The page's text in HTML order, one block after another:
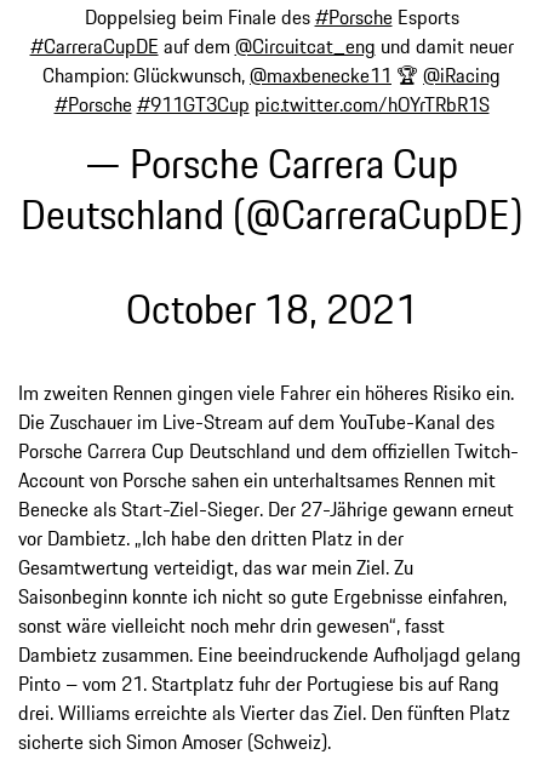
Doppelsieg beim Finale des#PorscheEsports
#CarreraCupDE auf dem @Circuitcat_eng und damit neuer
Champion: Glückwunsch,@maxbenecke11 🏆 @iRacing
#Porsche#911GT3Cup pic.twitter.com/hOYrTRbR1S
— Porsche Carrera Cup
Deutschland (@CarreraCupDE)
October 18, 2021
Im zweiten Rennen gingen viele Fahrer ein höheres Risiko ein.
Die Zuschauer im Live-Stream auf dem YouTube-Kanal des
Porsche Carrera Cup Deutschland und dem offiziellen Twitch-
Account von Porsche sahen ein unterhaltsames Rennen mit
Benecke als Start-Ziel-Sieger. Der 27-Jährige gewann erneut
vor Dambietz. „Ich habe den dritten Platz in der
Gesamtwertung verteidigt, das war mein Ziel. Zu
Saisonbeginn konnte ich nicht so gute Ergebnisse einfahren,
sonst wäre vielleicht noch mehr drin gewesen“, fasst
Dambietz zusammen. Eine beeindruckende Aufholjagd gelang
Pinto – vom 21. Startplatz fuhr der Portugiese bis auf Rang
drei. Williams erreichte als Vierter das Ziel. Den fünften Platz
sicherte sich Simon Amoser (Schweiz).